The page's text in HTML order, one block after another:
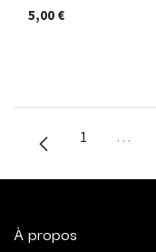
5,00 €
1 …
À propos